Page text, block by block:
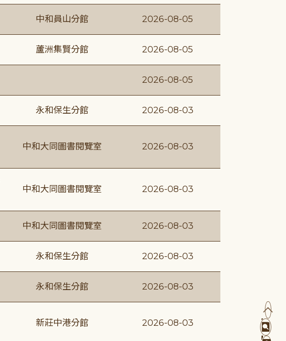
中和員山分館 2026-08-05
蘆洲集賢分館 2026-08-05
2026-08-05
永和保生分館 2026-08-03
中和大同圖書閱覽室 2026-08-03
中和大同圖書閱覽室 2026-08-03
中和大同圖書閱覽室 2026-08-03
永和保生分館 2026-08-03
永和保生分館 2026-08-03
新莊中港分館 2026-08-03